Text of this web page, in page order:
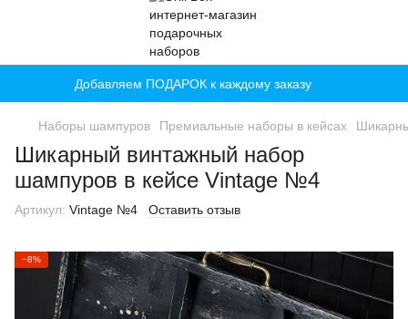
Добавляем ПОДАРОК к каждому заказу
Наборы шампуров Премиальные наборы в кейсах
Шикарный винтажный набор
шампуров в кейсе Vintage №4
Артикул: Vintage №4 Оставить отзыв
−8%